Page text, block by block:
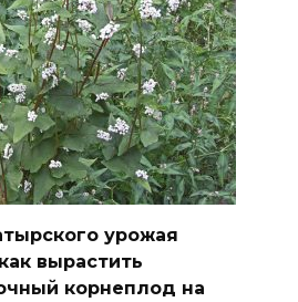
урожая
вырастить
корнеплод на